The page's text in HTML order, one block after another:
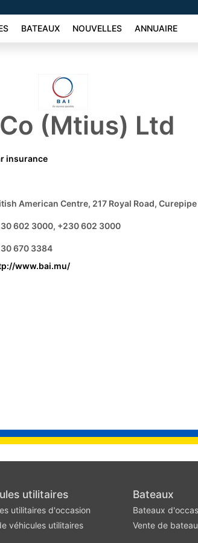
BATEAUX NOUVELLES ANNUAIRE
(Mtius) Ltd
insurance
American Centre, 217 Royal Road, Curepipe
602 3000, +230 602 3000
670 3384
www.bai.mu/
utilitaires
utilitaires d'occasion
véhicules utilitaires
Bateaux
Bateaux
Vente de